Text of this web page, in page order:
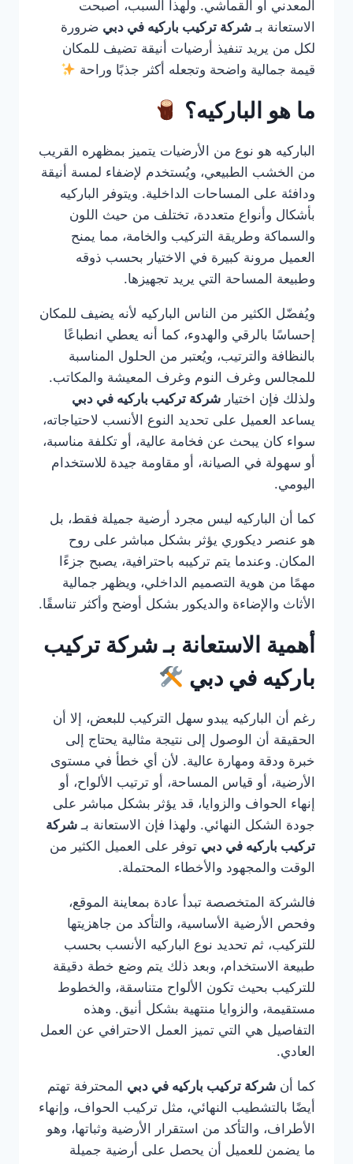
المعدني أو القماشي. ولهذا السبب، أصبحت
الاستعانة بـ شركة تركيب باركيه في دبي ضرورة
لكل من يريد تنفيذ أرضيات أنيقة تضيف للمكان
قيمة جمالية واضحة وتجعله أكثر جذبًا وراحة
ما هو الباركيه؟
الباركيه هو نوع من الأرضيات يتميز بمظهره القريب
من الخشب الطبيعي، ويُستخدم لإضفاء لمسة أنيقة
ودافئة على المساحات الداخلية. ويتوفر الباركيه
بأشكال وأنواع متعددة، تختلف من حيث اللون
والسماكة وطريقة التركيب والخامة، مما يمنح
العميل مرونة كبيرة في الاختيار بحسب ذوقه
وطبيعة المساحة التي يريد تجهيزها.
ويُفضّل الكثير من الناس الباركيه لأنه يضيف للمكان
إحساسًا بالرقي والهدوء، كما أنه يعطي انطباعًا
بالنظافة والترتيب، ويُعتبر من الحلول المناسبة
للمجالس وغرف النوم وغرف المعيشة والمكاتب.
ولذلك فإن اختيار شركة تركيب باركيه في دبي
يساعد العميل على تحديد النوع الأنسب لاحتياجاته،
سواء كان يبحث عن فخامة عالية، أو تكلفة مناسبة،
أو سهولة في الصيانة، أو مقاومة جيدة للاستخدام
اليومي.
كما أن الباركيه ليس مجرد أرضية جميلة فقط، بل
هو عنصر ديكوري يؤثر بشكل مباشر على روح
المكان. وعندما يتم تركيبه باحترافية، يصبح جزءًا
مهمًا من هوية التصميم الداخلي، ويظهر جمالية
الأثاث والإضاءة والديكور بشكل أوضح وأكثر تناسقًا.
أهمية الاستعانة بـ شركة تركيب
باركيه في دبي
رغم أن الباركيه يبدو سهل التركيب للبعض، إلا أن
الحقيقة أن الوصول إلى نتيجة مثالية يحتاج إلى
خبرة ودقة ومهارة عالية. لأن أي خطأ في مستوى
الأرضية، أو قياس المساحة، أو ترتيب الألواح، أو
إنهاء الحواف والزوايا، قد يؤثر بشكل مباشر على
جودة الشكل النهائي. ولهذا فإن الاستعانة بـ شركة
تركيب باركيه في دبي توفر على العميل الكثير من
الوقت والمجهود والأخطاء المحتملة.
فالشركة المتخصصة تبدأ عادة بمعاينة الموقع،
وفحص الأرضية الأساسية، والتأكد من جاهزيتها
للتركيب، ثم تحديد نوع الباركيه الأنسب بحسب
طبيعة الاستخدام، وبعد ذلك يتم وضع خطة دقيقة
للتركيب بحيث تكون الألواح متناسقة، والخطوط
مستقيمة، والزوايا منتهية بشكل أنيق. وهذه
التفاصيل هي التي تميز العمل الاحترافي عن العمل
العادي.
كما أن شركة تركيب باركيه في دبي المحترفة تهتم
أيضًا بالتشطيب النهائي، مثل تركيب الحواف، وإنهاء
الأطراف، والتأكد من استقرار الأرضية وثباتها، وهو
ما يضمن للعميل أن يحصل على أرضية جميلة